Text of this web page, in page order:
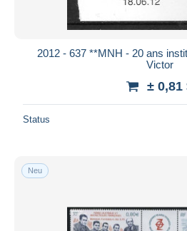
2012 - 637 **MNH - 20 ans
Victor
± 0,81
Status
Neu